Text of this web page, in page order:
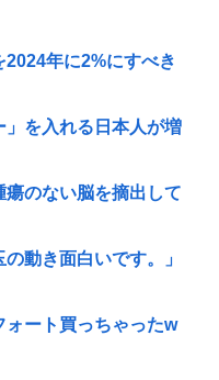
年に2%にすべき
」を入れる日本人が増
瘍のない脳を摘出して
動き面白いです。」
ート買っちゃったw